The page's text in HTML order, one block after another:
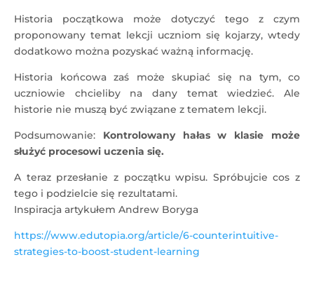
Historia początkowa może dotyczyć tego z czym
proponowany temat lekcji uczniom się kojarzy, wtedy
dodatkowo można pozyskać ważną informację.
Historia końcowa zaś może skupiać się na tym, co
uczniowie chcieliby na dany temat wiedzieć. Ale
historie nie muszą być związane z tematem lekcji.
Podsumowanie: Kontrolowany hałas w klasie może
służyć procesowi uczenia się.
A teraz przesłanie z początku wpisu. Spróbujcie cos z
tego i podzielcie się rezultatami.
Inspiracja artykułem Andrew Boryga
https://www.edutopia.org/article/6-counterintuitive-
strategies-to-boost-student-learning